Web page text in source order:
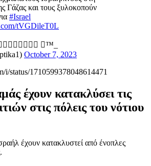
Γάζας και τους ξυλοκοπούν
#Israel
tVGDileT0L
™️_
October 7, 2023
i/status/1710599378048614471
έχουν κατακλύσει τις
στις πόλεις του νότιου
έχουν κατακλυστεί από ένοπλες